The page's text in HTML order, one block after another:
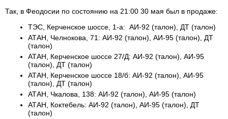
Так, в Феодосии по состоянию на 21:00 30 мая был в продаже:
ТЭС, Керченское шоссе, 1-а: АИ-92 (талон), ДТ (талон)
АТАН, Челнокова, 71: АИ-92 (талон), АИ-95 (талон), ДТ
(талон)
АТАН, Керченское шоссе 27/Д: АИ-92 (талон), АИ-95
(талон), ДТ (талон)
АТАН, Керченское шоссе 18/б: АИ-92 (талон), АИ-95
(талон), ДТ (талон)
АТАН, Чкалова, 138: АИ-92 (талон), АИ-95 (талон)
АТАН, Коктебель: АИ-92 (талон), АИ-95 (талон), ДТ
(талон)